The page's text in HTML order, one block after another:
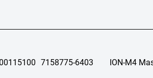
7158775-6403 ION-M4